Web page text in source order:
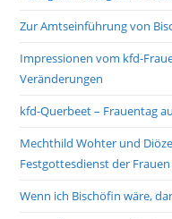
Zur Amtseinführung von
Impressionen vom kfd-
Veränderungen
kfd-Querbeet – Frauentag
Mechthild Wohter und
Festgottesdienst der Frauen
Wenn ich Bischöfin wäre,